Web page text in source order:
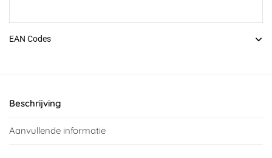
EAN Codes
Beschrijving
Aanvullende informatie